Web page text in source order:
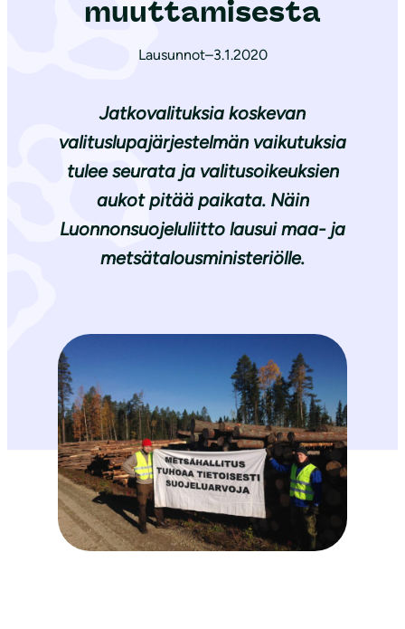
muuttamisesta
Lausunnot–3.1.2020
Jatkovalituksia koskevan
valituslupajärjestelmän vaikutuksia
tulee seurata ja valitusoikeuksien
aukot pitää paikata. Näin
Luonnonsuojeluliitto lausui maa- ja
metsätalousministeriölle.